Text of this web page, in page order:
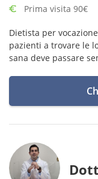
Prima visita 90€
Dietista per
pazienti a trovare le
sana deve passare